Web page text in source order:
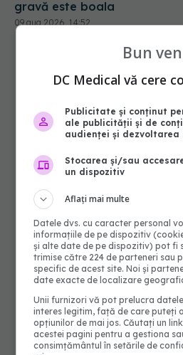
gravă este boala
09 aug 2026, 14:52
Bun
DC Medical vă cere
Publicitate și conținut
ale publicității și de
audienței și dezvoltarea
Stocarea și/sau
un dispozitiv
Aflați mai multe
Datele dvs. cu caracter personal
informațiile de pe dispozitiv
și alte date de pe dispozitiv) pot fi
trimise către 224 de parteneri sau
specific de acest site. Noi și
date exacte de localizare
Unii furnizori vă pot prelucra
interes legitim, față de care puteți
opțiunilor de mai jos. Căutați un
acestei pagini pentru a gestiona
consimțământul în setările de